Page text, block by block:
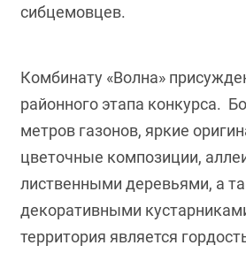
сибцемовцев.
Комбинату «Волна»
районного этапа конкурса.
метров газонов, яркие
цветочные композиции,
лиственными деревьями, а
декоративными
территория является